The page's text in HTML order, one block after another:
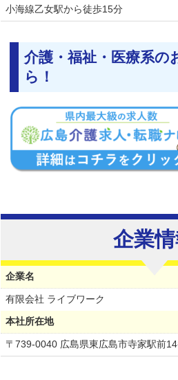
小海線乙女駅から徒歩15分
介護・福祉・医療系の
ら！
企業
企業名
有限会社 ライブワーク
本社所在地
〒739-0040 広島県東広島市寺家駅前